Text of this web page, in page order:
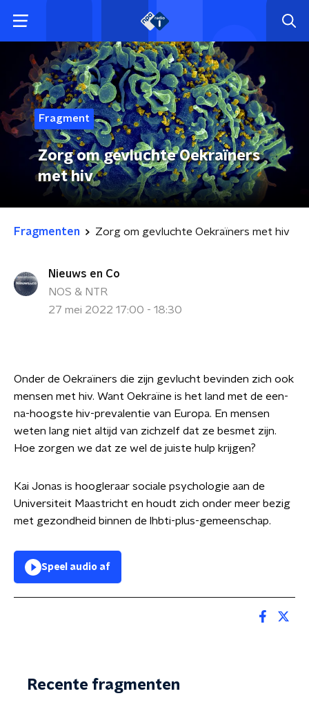
Fragment
Zorg om gevluchte Oekraïners
met hiv
Fragmenten Zorg om gevluchte Oekraïners met hiv
Nieuws en Co
NOS & NTR
27 mei 2022 17:00 - 18:30
Onder de Oekraïners die zijn gevlucht bevinden zich ook
mensen met hiv. Want Oekraïne is het land met de een-
na-hoogste hiv-prevalentie van Europa. En mensen
weten lang niet altijd van zichzelf dat ze besmet zijn.
Hoe zorgen we dat ze wel de juiste hulp krijgen?
Kai Jonas is hoogleraar sociale psychologie aan de
Universiteit Maastricht en houdt zich onder meer bezig
met gezondheid binnen de lhbti-plus-gemeenschap.
Speel audio af
Recente fragmenten